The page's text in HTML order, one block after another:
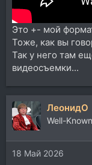
Это +- мой
Тоже, как вы
Так у него там
видеосъемки...
ЛеонидО
Well-
18 Май 2026